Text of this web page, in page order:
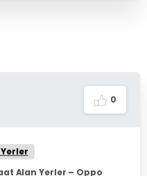
0
Yerler
Alan Yerler – Oppo